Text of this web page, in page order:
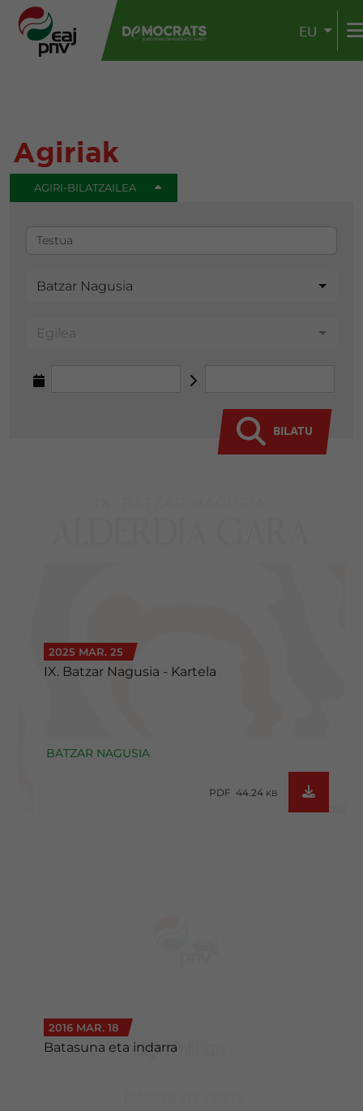
EU
Agiriak
AGIRI-BILATZAILEA
Batzar Nagusia
Egilea
BILATU
2025 MAR. 25
IX. Batzar Nagusia - Kartela
BATZAR NAGUSIA
PDF 44.24 KB
2016 MAR. 18
Batasuna eta indarra